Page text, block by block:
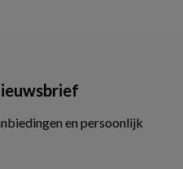
en persoonlijk